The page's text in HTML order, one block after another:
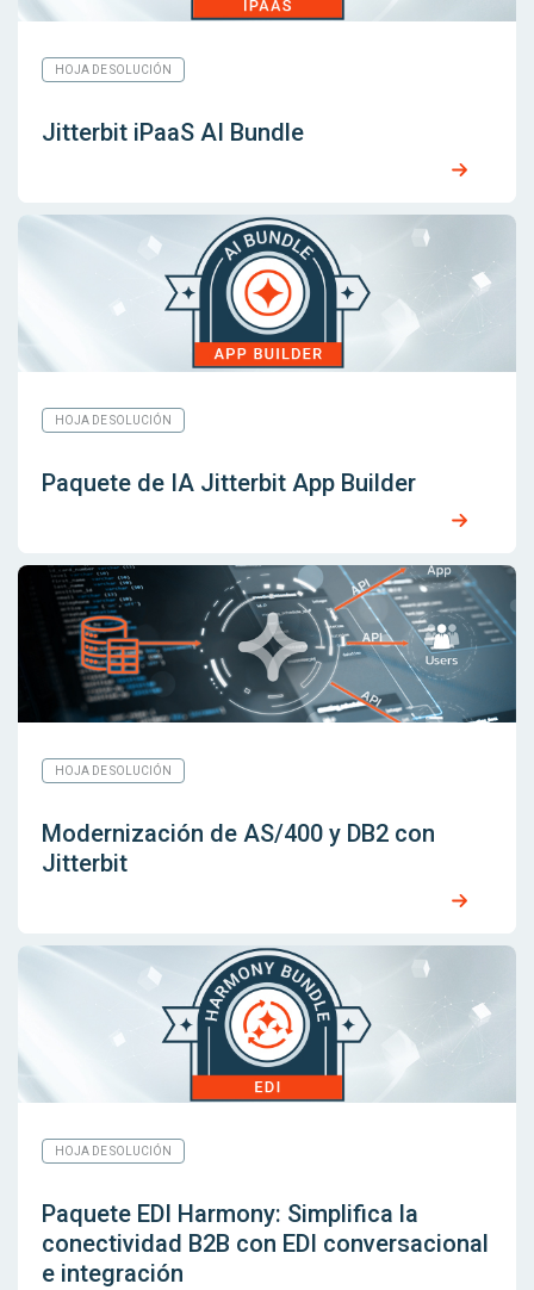
HOJA DE SOLUCIÓN
Jitterbit iPaaS AI Bundle
HOJA DE SOLUCIÓN
Paquete de IA Jitterbit App Builder
HOJA DE SOLUCIÓN
Modernización de AS/400 y DB2 con
Jitterbit
HOJA DE SOLUCIÓN
Paquete EDI Harmony: Simplifica la
conectividad B2B con EDI conversacional
e integración